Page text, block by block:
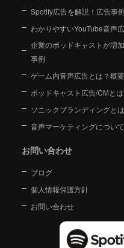
Spotify広告を解説！広告事
わかりやすいYouTube音声
企業のポッドキャストが増
事例
ゲーム内音声広告とは？概
ポッドキャスト広告/CMと
ソニックブランディングと
音声マーケティングについ
お問い合わせ
ブログ
個人情報保護方針
お問い合わせ